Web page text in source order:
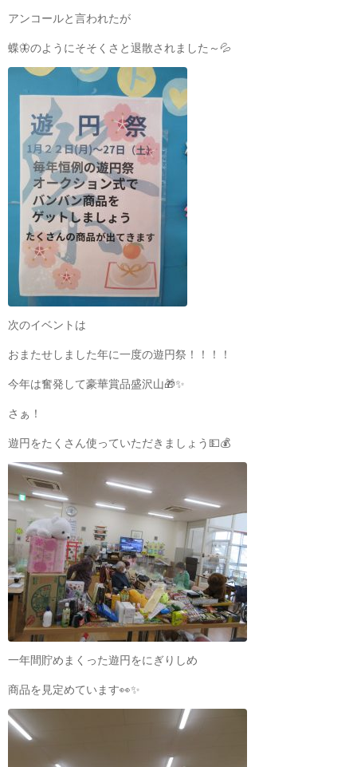
アンコールと言われたが
蝶🦋のようにそそくさと退散されました～💦
次のイベントは
おまたせしました年に一度の遊円祭！！！！
今年は奮発して豪華賞品盛沢山🎁✨
さぁ！
遊円をたくさん使っていただきましょう💵💰
一年間貯めまくった遊円をにぎりしめ
商品を見定めています👀✨